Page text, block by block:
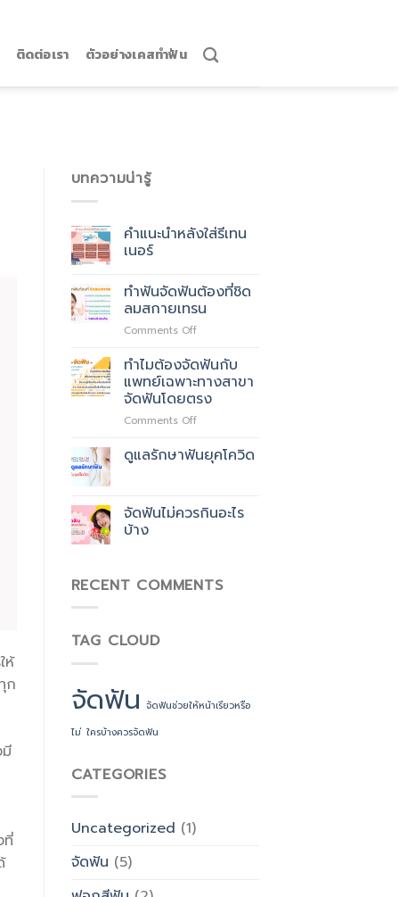
ติดต่อเรา ตัวอย่างเคสทำฟัน
ห้
ก
ที่
บทความน่ารู้
คำแนะนำหลังใส่รีเทน
เนอร์
ทำฟันจัดฟันต้องที่ชิด
ลมสกายเทรน
Comments Offon
จัด
ฟัน
ต้อง
ที่
ชิด
สกา
ทำไมต้องจัดฟันกับ
แพทย์เฉพาะทางสาขา
จัดฟันโดยตรง
Comments Offon
ต้อง
แพทย์
ฟัน
ดูแลรักษาฟันยุคโควิด
​จัดฟันไม่ควรกินอะไร
บ้าง
RECENT COMMENTS
TAG CLOUD
จัดฟัน จัดฟันช่วยให้หน้าเรียวหรือ
ไม่ ใครบ้างควรจัดฟัน
CATEGORIES
Uncategorized (1)
จัดฟัน (5)